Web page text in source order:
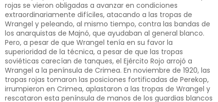
rojas se vieron obligadas a avanzar en condiciones
extraordinariamente difíciles, atacando a las tropas de
Wrangel y peleando, al mismo tiempo, contra las bandas de
los anarquistas de Majnó, que ayudaban al general blanco.
Pero, a pesar de que Wrangel tenía en su favor la
superioridad de la técnica, a pesar de que las tropas
soviéticas carecían de tanques, el Ejército Rojo arrojó a
Wrangel a la península de Crimea. En noviembre de 1920, las
tropas rojas tomaron las posiciones fortificadas de Perekop,
irrumpieron en Crimea, aplastaron a las tropas de Wrangel y
rescataron esta península de manos de los guardias blancos